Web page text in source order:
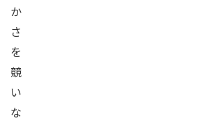
か
さ
を
競
い
な